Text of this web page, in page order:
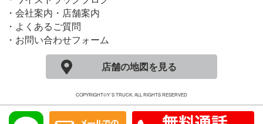
・会社案内・店舗案内
・よくあるご質問
・お問い合わせフォーム
店舗の地図を見る
COPYRIGHT©Y´S TRUCK. ALL RIGHTS RESERVED